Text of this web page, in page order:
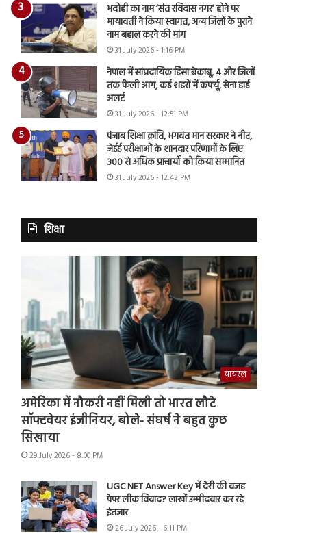
भदोही का नाम ‘संत रविदास नगर’ होने पर
मायावती ने किया स्वागत, अन्य जिलों के पुराने
नाम बहाल करने की मांग
31 July 2026 - 1:16 PM
नेपाल में सांप्रदायिक हिंसा बेकाबू, 4 और जिलों
तक फैली आग, कई शहरों में कर्फ्यू, सेना हाई
अलर्ट
31 July 2026 - 12:51 PM
पंजाब शिक्षा क्रांति, भगवंत मान सरकार ने नीट,
जेईई परीक्षाओं के शानदार परिणामों के लिए
300 से अधिक प्राचार्यों को किया सम्मानित
31 July 2026 - 12:42 PM
शिक्षा
वायरल
अमेरिका में नौकरी नहीं मिली तो भारत लौटे
सॉफ्टवेयर इंजीनियर, बोले- संघर्ष ने बहुत कुछ
सिखाया
29 July 2026 - 8:00 PM
UGC NET Answer Key में देरी की वजह
पेपर लीक विवाद? लाखों उम्मीदवार कर रहे
इंतजार
26 July 2026 - 6:11 PM